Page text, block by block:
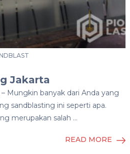
Jakarta
Mungkin banyak dari Anda yang
sandblasting ini seperti apa.
merupakan salah …
READ MORE